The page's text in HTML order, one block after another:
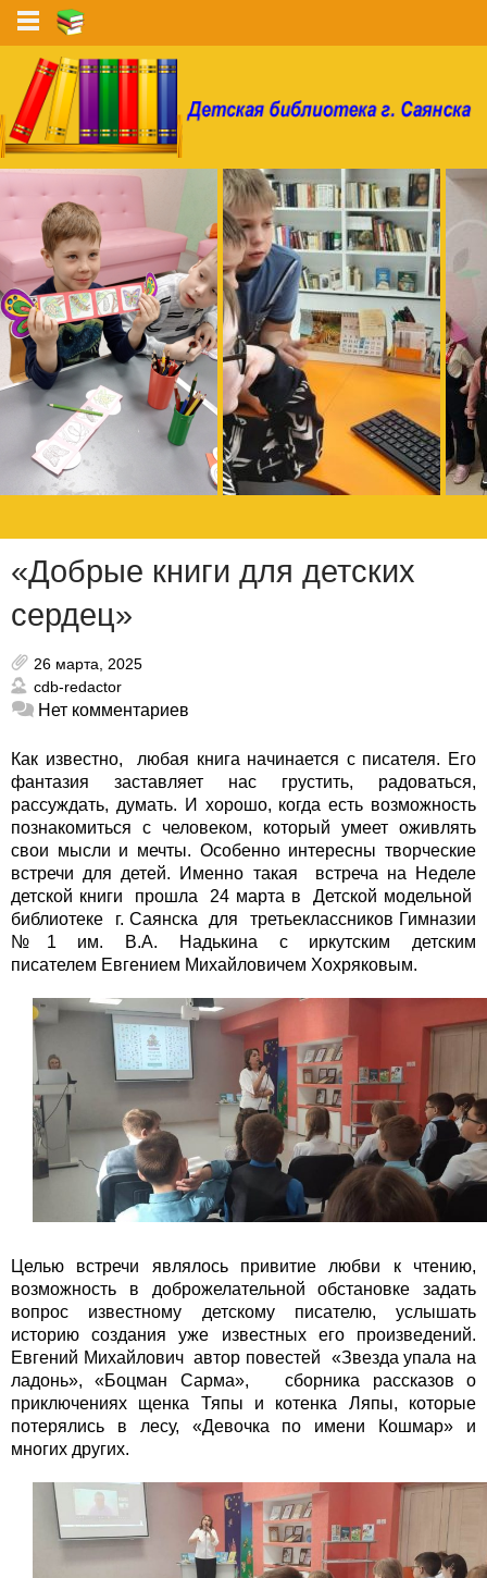
«Добрые книги для детских
сердец»
26 марта, 2025
cdb-redactor
Нет комментариев
Как известно, любая книга начинается с писателя. Его
фантазия заставляет нас грустить, радоваться,
рассуждать, думать. И хорошо, когда есть возможность
познакомиться с человеком, который умеет оживлять
свои мысли и мечты. Особенно интересны творческие
встречи для детей. Именно такая встреча на Неделе
детской книги прошла 24 марта в Детской модельной
библиотеке г. Саянска для третьеклассников Гимназии
№1 им. В.А. Надькина с иркутским детским
писателем Евгением Михайловичем Хохряковым.
Целью встречи являлось привитие любви к чтению,
возможность в доброжелательной обстановке задать
вопрос известному детскому писателю, услышать
историю создания уже известных его произведений.
Евгений Михайлович автор повестей «Звезда упала на
ладонь», «Боцман Сарма», сборника рассказов о
приключениях щенка Тяпы и котенка Ляпы, которые
потерялись в лесу, «Девочка по имени Кошмар» и
многих других.